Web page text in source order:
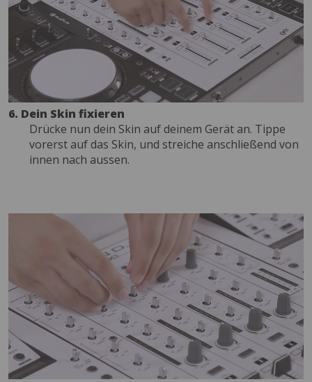
6. Dein Skin fixieren
Drücke nun dein Skin auf deinem Gerät an. Tippe
vorerst auf das Skin, und streiche anschließend von
innen nach aussen.